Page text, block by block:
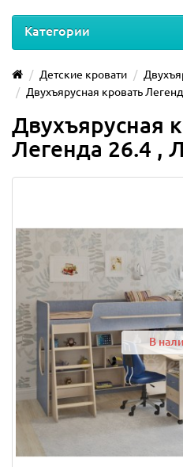
Категории
Детские кровати
Двухъярусная кровать
Двухъярусная
Легенда 26.4 ,
В